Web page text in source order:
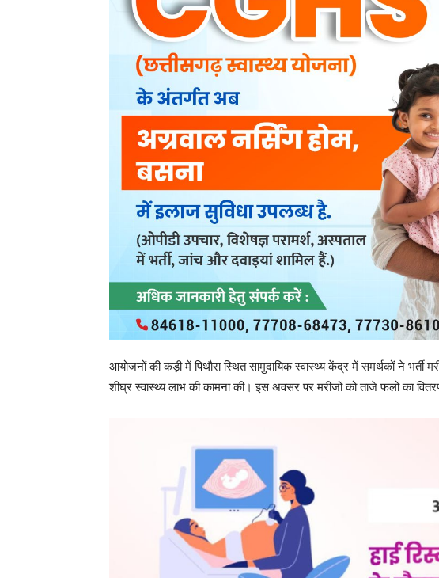
आयोजनों की कड़ी में पिथौरा स्थित सामुदायिक स्वास्थ्य केंद्र में समर्थकों ने
शीघ्र स्वास्थ्य लाभ की कामना की। इस अवसर पर मरीजों को ताजे फलों का